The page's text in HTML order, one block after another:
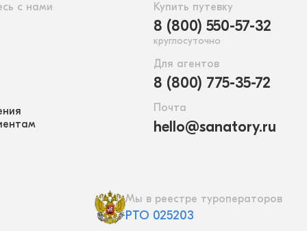
с нами Купить путевку
8 (800) 550-57-32
круглосуточно
Для агентов
8 (800) 775-35-72
Почта
hello@sanatory.ru
Мы в реестре туроператоров
РТО 025203